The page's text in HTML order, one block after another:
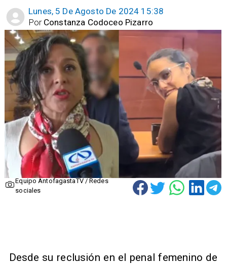
Lunes, 5 De Agosto De 2024 15:38
Constanza Codoceo Pizarro
Por
Equipo AntofagastaTV / Redes
sociales
Desde su reclusión en el penal femenino de